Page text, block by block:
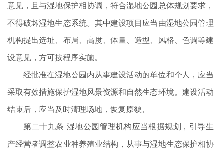
意见，且与湿地保护相协调，符合湿地公园总体规划要求，
不得破坏湿地生态系统。其中建设项目应当由湿地公园管理
机构提出选址、布局、高度、体量、造型、风格、色调等建
设意见，方可按程序实施。
经批准在湿地公园内从事建设活动的单位和个人，应当
采取有效措施保护湿地风景资源和自然生态环境。建设活动
结束后，应当及时清理场地，恢复原貌。
第二十九条 湿地公园管理机构应当根据规划，引导生
产经营者调整农业种养殖业结构，从事与湿地生态保护相协